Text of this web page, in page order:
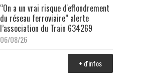
“On a un vrai risque d'effondrement
du réseau ferroviaire” alerte
l’association du Train 634269
06/08/26
+ d'infos